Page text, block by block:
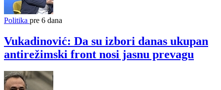
Politika pre 6 dana
Vukadinović: Da su izbori danas ukupan
antirežimski front nosi jasnu prevagu